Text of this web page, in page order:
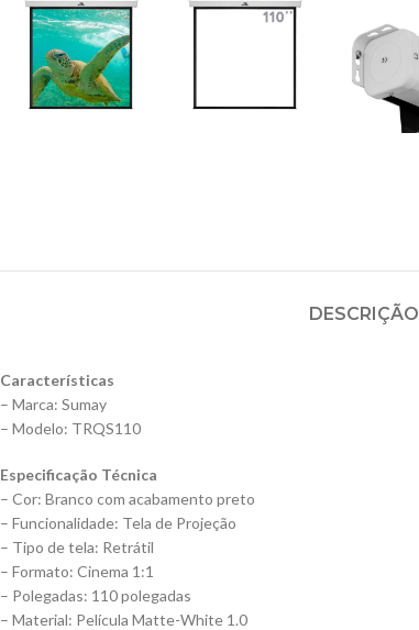
DESCRIÇÃO
Características
– Marca: Sumay
– Modelo: TRQS110
Especificação Técnica
– Cor: Branco com acabamento preto
– Funcionalidade: Tela de Projeção
– Tipo de tela: Retrátil
– Formato: Cinema 1:1
– Polegadas: 110 polegadas
– Material: Película Matte-White 1.0